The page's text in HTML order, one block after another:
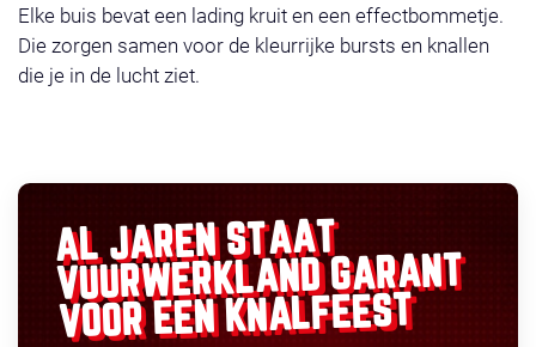
Elke buis bevat een lading kruit en een effectbommetje.
Die zorgen samen voor de kleurrijke bursts en knallen
die je in de lucht ziet.
AL JAREN STAAT
VUURWERKLANDGARANT
VOOR EEN KNALFEEST